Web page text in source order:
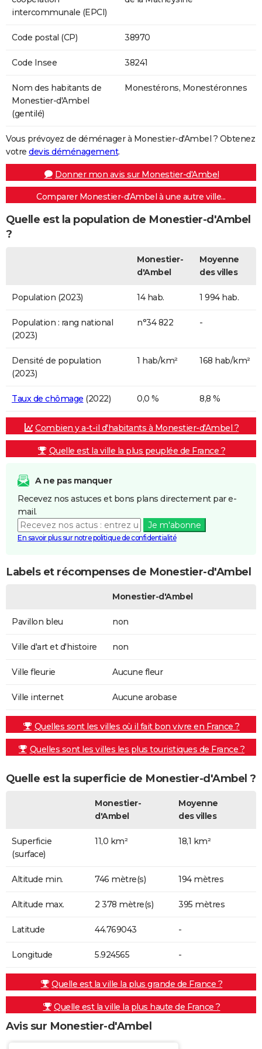
intercommunale (EPCI)
Code postal (CP) 38970
Code Insee 38241
Nom des habitants de
Monestier-d'Ambel
(gentilé)
Monestérons, Monestéronnes
Vous prévoyez de déménager à Monestier-d'Ambel ? Obtenez
votre devis déménagement.
Donner mon avis sur Monestier-d'Ambel
Comparer Monestier-d'Ambel à une autre ville...
Quelle est la population de Monestier-d'Ambel
?
Monestier-
d'Ambel
Moyenne
des villes
Population (2023) 14 hab. 1 994 hab.
Population : rang national
(2023)
n°34 822 -
Densité de population
(2023)
1 hab/km² 168 hab/km²
Taux de chômage (2022) 0,0 % 8,8 %
Combien y a-t-il d'habitants à Monestier-d'Ambel ?
Quelle est la ville la plus peuplée de France ?
A ne pas manquer
Recevez nos astuces et bons plans directement par e-
mail.
Je m'abonne
En savoir plus sur notre politique de confidentialité
Labels et récompenses de Monestier-d'Ambel
Monestier-d'Ambel
Pavillon bleu non
Ville d'art et d'histoire non
Ville fleurie Aucune fleur
Ville internet Aucune arobase
Quelles sont les villes où il fait bon vivre en France ?
Quelles sont les villes les plus touristiques de France ?
Quelle est la superficie de Monestier-d'Ambel ?
Monestier-
d'Ambel
Moyenne
des villes
Superficie
(surface)
11,0 km² 18,1 km²
Altitude min. 746 mètre(s) 194 mètres
Altitude max. 2 378 mètre(s) 395 mètres
Latitude 44.769043 -
Longitude 5.924565 -
Quelle est la ville la plus grande de France ?
Quelle est la ville la plus haute de France ?
Avis sur Monestier-d'Ambel